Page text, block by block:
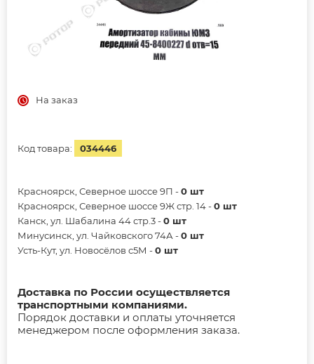
На заказ
Код товара: 034446
Красноярск, Северное шоссе 9П -0 шт
Красноярск, Северное шоссе 9Ж стр. 14 -0 шт
Канск, ул. Шабалина 44 стр.3 -0 шт
Минусинск, ул. Чайковского 74А -0 шт
Усть-Кут, ул. Новосёлов с5М -0 шт
Доставка по России осуществляется
транспортными компаниями.
Порядок доставки и оплаты уточняется
менеджером после оформления заказа.